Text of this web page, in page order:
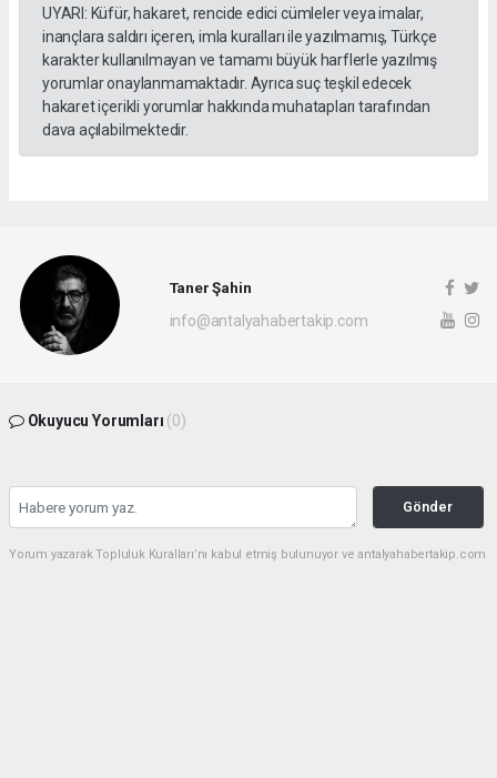
UYARI: Küfür, hakaret, rencide edici cümleler veya imalar,
inançlara saldırı içeren, imla kuralları ile yazılmamış, Türkçe
karakter kullanılmayan ve tamamı büyük harflerle yazılmış
yorumlar onaylanmamaktadır. Ayrıca suç teşkil edecek
hakaret içerikli yorumlar hakkında muhatapları tarafından
dava açılabilmektedir.
Taner Şahin
info@antalyahabertakip.com
Okuyucu Yorumları (0)
Gönder
Yorum yazarak Topluluk Kuralları’nı kabul etmiş bulunuyor ve antalyahabertakip.com